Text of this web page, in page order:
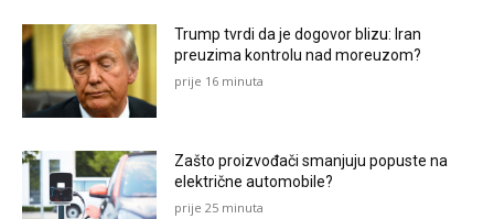
Trump tvrdi da je dogovor blizu: Iran
preuzima kontrolu nad moreuzom?
prije 16 minuta
Zašto proizvođači smanjuju popuste na
električne automobile?
prije 25 minuta